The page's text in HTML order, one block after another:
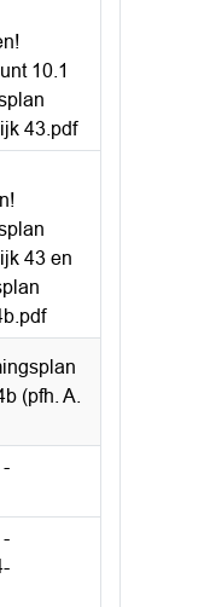
10.1
43.pdf
43 en
(pfh. A.
-
-